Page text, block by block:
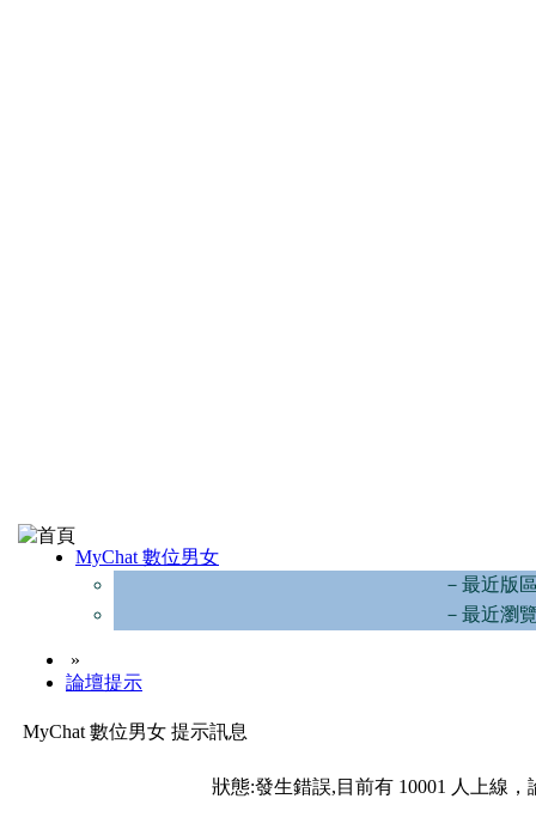
MyChat 數位男女
－最近版
－最近瀏
»
論壇提示
MyChat 數位男女 提示訊息
狀態:發生錯誤,目前有 10001 人上線